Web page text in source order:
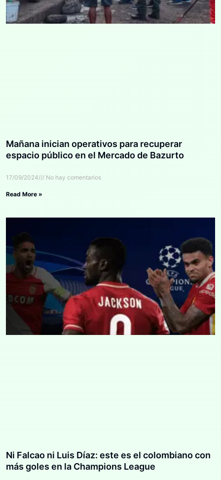
Mañana inician operativos para recuperar
espacio público en el Mercado de Bazurto
17/09/2024 No hay comentarios
Read More »
Ni Falcao ni Luis Díaz: este es el colombiano con
más goles en la Champions League